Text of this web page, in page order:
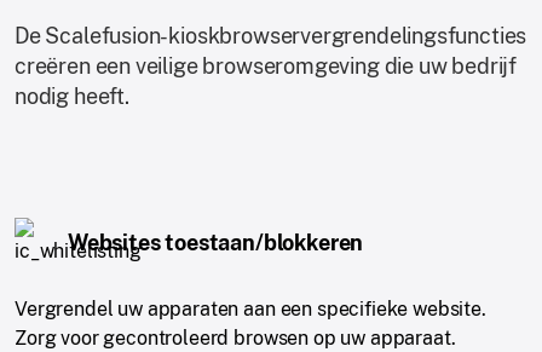
De Scalefusion-kioskbrowservergrendelingsfuncties
creëren een veilige browseromgeving die uw bedrijf
nodig heeft.
Websites toestaan/blokkeren
Vergrendel uw apparaten aan een specifieke website.
Zorg voor gecontroleerd browsen op uw apparaat.